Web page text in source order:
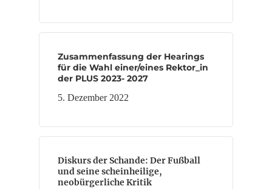
Zusammenfassung der Hearings
für die Wahl einer/eines Rektor_in
der PLUS 2023- 2027
5. Dezember 2022
Diskurs der Schande: Der Fußball
und seine scheinheilige,
neobürgerliche Kritik